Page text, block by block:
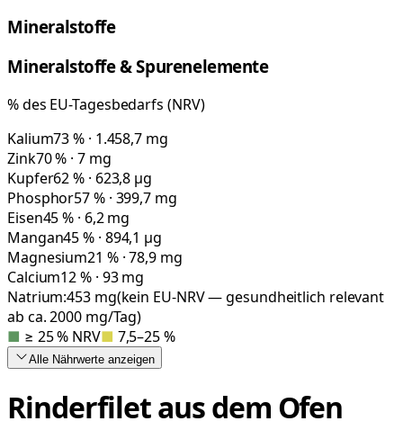
Mineralstoffe
Mineralstoffe & Spurenelemente
% des EU-Tagesbedarfs (NRV)
Kalium73 % · 1.458,7 mg
Zink70 % · 7 mg
Kupfer62 % · 623,8 µg
Phosphor57 % · 399,7 mg
Eisen45 % · 6,2 mg
Mangan45 % · 894,1 µg
Magnesium21 % · 78,9 mg
Calcium12 % · 93 mg
Natrium:453mg(kein EU-NRV — gesundheitlich relevant
ab ca. 2000 mg/Tag)
■ ≥ 25 % NRV■ 7,5–25 %
Alle Nährwerte anzeigen
Rinderfilet aus dem Ofen